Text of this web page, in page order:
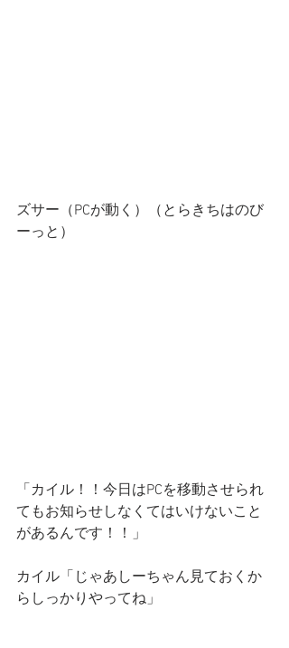
ズサー（PCが動く）（とらきちはのび
ーっと）
「カイル！！今日はPCを移動させられ
てもお知らせしなくてはいけないこと
があるんです！！」
カイル「じゃあしーちゃん見ておくか
らしっかりやってね」